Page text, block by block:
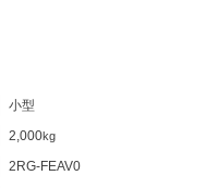
小型
2,000kg
2RG-FEAV0